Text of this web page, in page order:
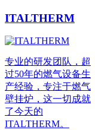
ITALTHERM
专业的研发团队，超
过50年的燃气设备生
产经验，专注于燃气
壁挂炉，这一切成就
了今天的
ITALTHERM。